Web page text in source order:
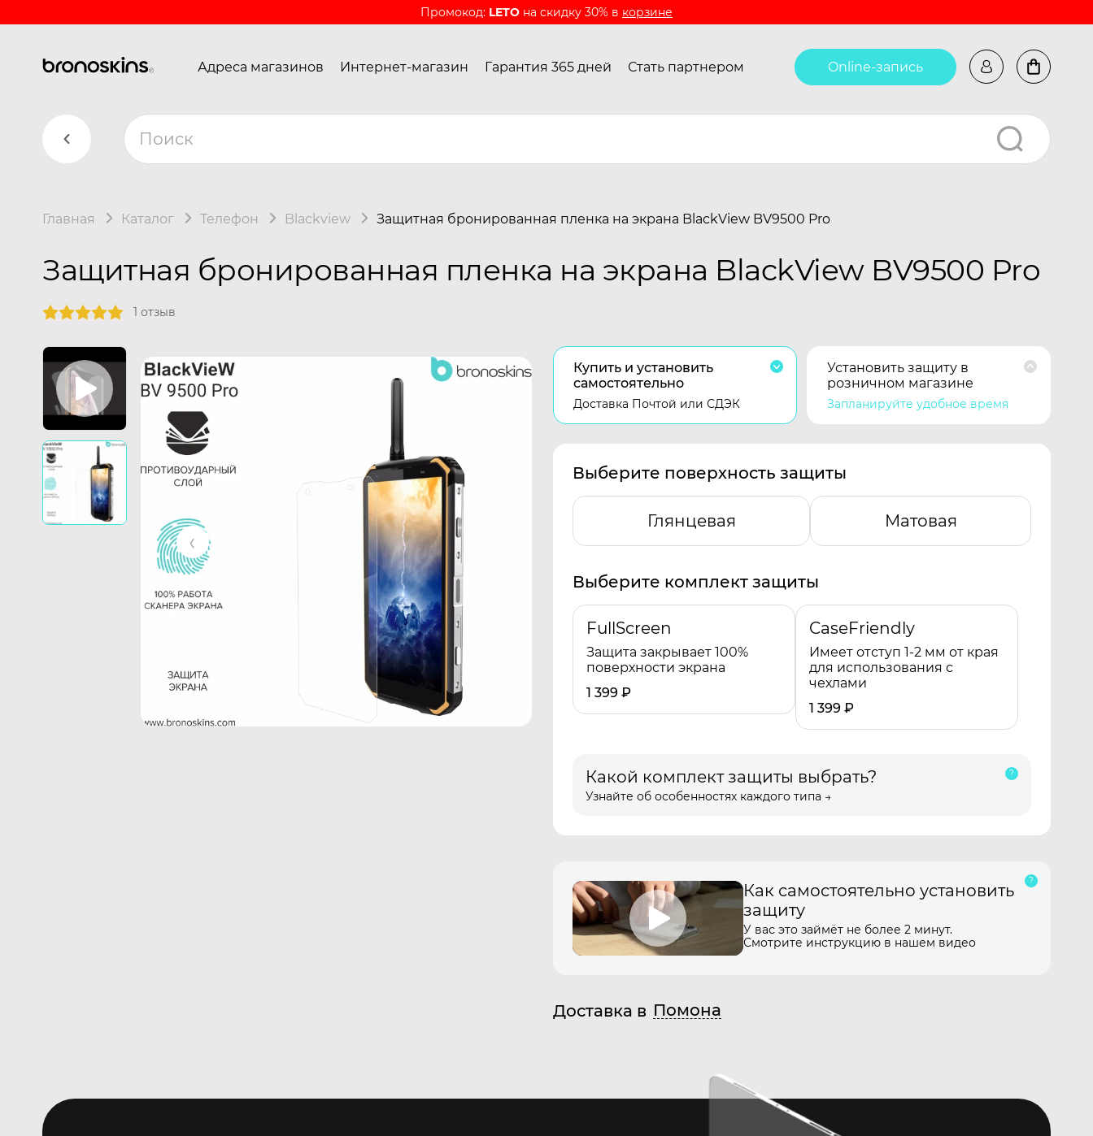
Промокод: LETO на скидку 30% в корзине
Адреса магазинов Интернет-магазин Гарантия 365 дней Стать партнером Online-запись
Главная Каталог Телефон Blackview Защитная бронированная пленка на экрана BlackView BV9500 Pro
Защитная бронированная пленка на экрана BlackView BV9500 Pro
1 отзыв
Купить и установить
самостоятельно
Доставка Почтой или СДЭК
Установить защиту в
розничном магазине
Запланируйте удобное время
Выберите поверхность защиты
Глянцевая Матовая
Выберите комплект защиты
FullScreen
Защита закрывает 100%
поверхности экрана
1 399 ₽
CaseFriendly
Имеет отступ 1-2 мм от края
для использования с
чехлами
1 399 ₽
Какой комплект защиты выбрать?
Узнайте об особенностях каждого типа →
Как самостоятельно установить
защиту
У вас это займёт не более 2 минут.
Смотрите инструкцию в нашем видео
Доставка в Помона